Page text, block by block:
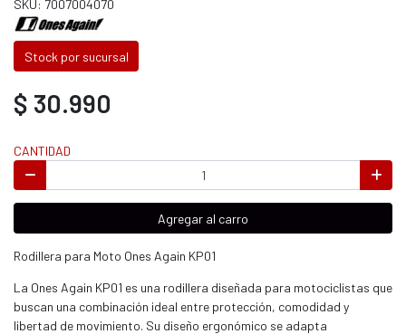
SKU: 7007004070
Stock por sucursal
$ 30.990
CANTIDAD
Agregar al carro
Rodillera para Moto Ones Again KP01
La Ones Again KP01 es una rodillera diseñada para motociclistas que
buscan una combinación ideal entre protección, comodidad y
libertad de movimiento. Su diseño ergonómico se adapta